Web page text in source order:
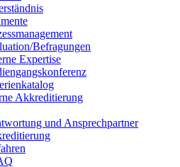
Befragungen
Expertise
Akkreditierung
und Ansprechpartner